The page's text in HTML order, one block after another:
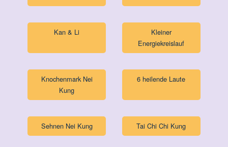
Kan & Li
Kleiner
Energiekreislauf
Knochenmark Nei
Kung
6 heilende Laute
Sehnen Nei Kung Tai Chi Chi Kung